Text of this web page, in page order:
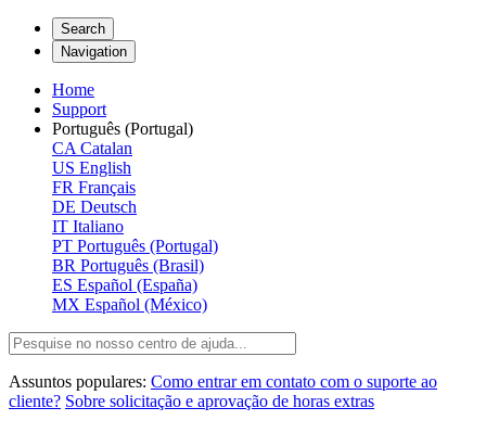
Search
Navigation
Home
Support
Português (Portugal)
CA Catalan
US English
FR Français
DE Deutsch
IT Italiano
PT Português (Portugal)
BR Português (Brasil)
ES Español (España)
MX Español (México)
Assuntos populares: Como entrar em contato com o suporte ao
cliente? Sobre solicitação e aprovação de horas extras